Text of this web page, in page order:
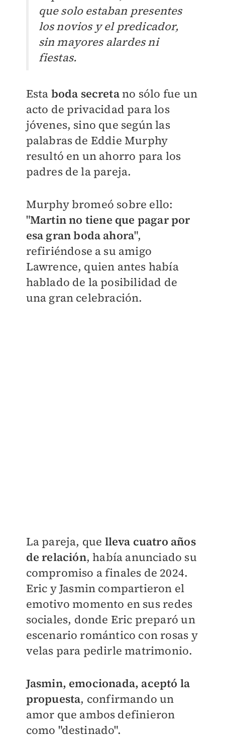
que solo estaban presentes
los novios y el predicador,
sin mayores alardes ni
fiestas.
Esta boda secretano sólo fue un
acto de privacidad para los
jóvenes, sino que según las
palabras de Eddie Murphy
resultó en un ahorro para los
padres de la pareja.
Murphy bromeó sobre ello:
"Martin no tiene que pagar por
esa gran boda ahora",
refiriéndose a su amigo
Lawrence, quien antes había
hablado de la posibilidad de
una gran celebración.
La pareja, que lleva cuatro años
de relación, había anunciado su
compromiso a finales de 2024.
Eric y Jasmin compartieron el
emotivo momento en sus redes
sociales, donde Eric preparó un
escenario romántico con rosas y
velas para pedirle matrimonio.
Jasmin, emocionada, aceptó la
propuesta, confirmando un
amor que ambos definieron
como "destinado".